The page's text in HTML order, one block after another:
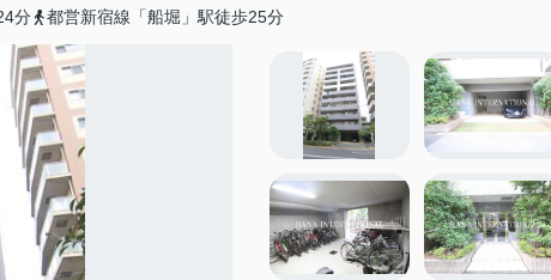
分 都営新宿線「船堀」駅徒歩25分